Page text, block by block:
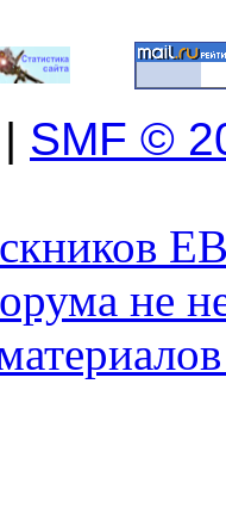
| SMF ©
не